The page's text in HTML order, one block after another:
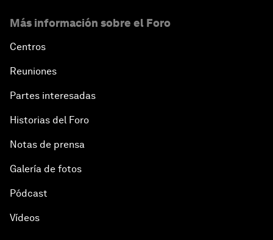
Más información sobre el Foro
Centros
Reuniones
Partes interesadas
Historias del Foro
Notas de prensa
Galería de fotos
Pódcast
Vídeos